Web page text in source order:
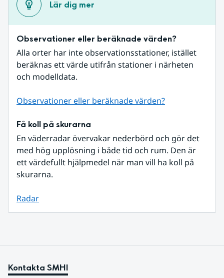
Lär dig mer
Observationer eller beräknade värden?
Alla orter har inte observationsstationer, istället
beräknas ett värde utifrån stationer i närheten
och modelldata.
Observationer eller beräknade värden?
Få koll på skurarna
En väderradar övervakar nederbörd och gör det
med hög upplösning i både tid och rum. Den är
ett värdefullt hjälpmedel när man vill ha koll på
skurarna.
Radar
Kontakta SMHI